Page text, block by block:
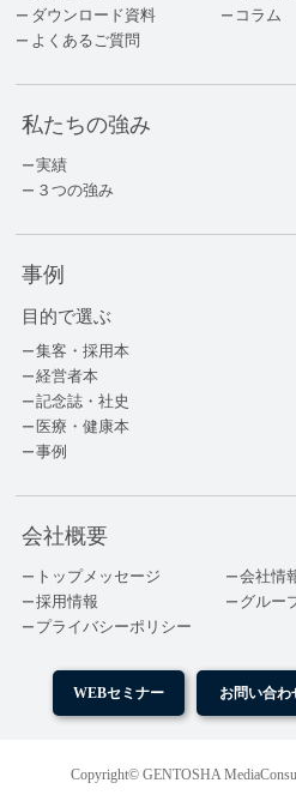
ダウンロード資料
コラム
よくあるご質問
私たちの強み
実績
３つの強み
事例
目的で選ぶ
集客・採用本
経営者本
記念誌・社史
医療・健康本
事例
会社概要
トップメッセージ
会社情
採用情報
グルー
プライバシーポリシー
WEBセミナー お問い合わ
Copyright© GENTOSHA